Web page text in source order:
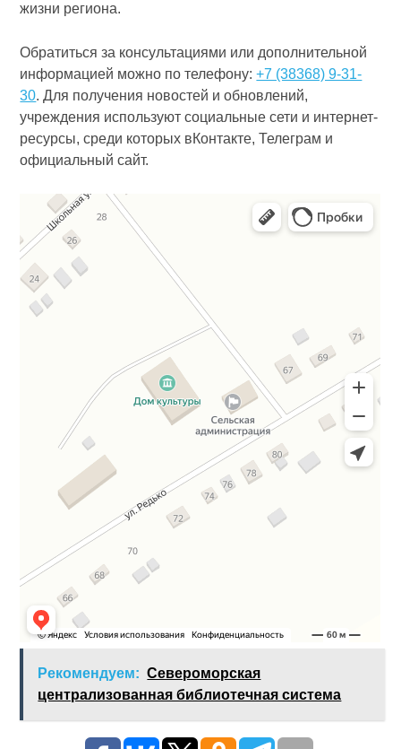
жизни региона.
Обратиться за консультациями или дополнительной
информацией можно по телефону:+7 (38368) 9-31-
30. Для получения новостей и обновлений,
учреждения используют социальные сети и интернет-
ресурсы, среди которых вКонтакте, Телеграм и
официальный сайт.
Рекомендуем: Североморская
централизованная библиотечная система